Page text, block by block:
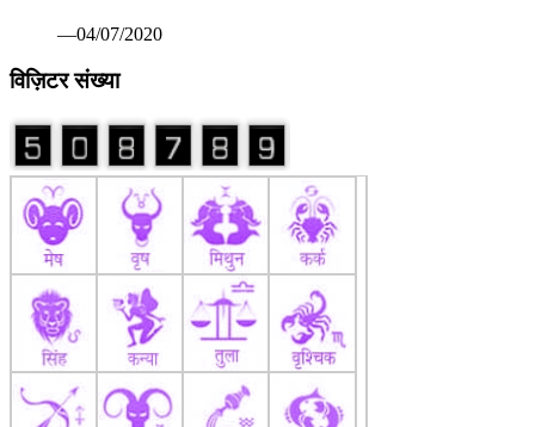
—04/07/2020
विज़िटर संख्या